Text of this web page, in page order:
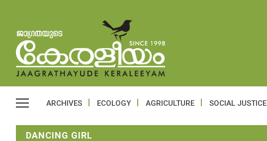
ARCHIVES ECOLOGY AGRICULTURE SOCIAL JUSTICE
DANCING GIRL